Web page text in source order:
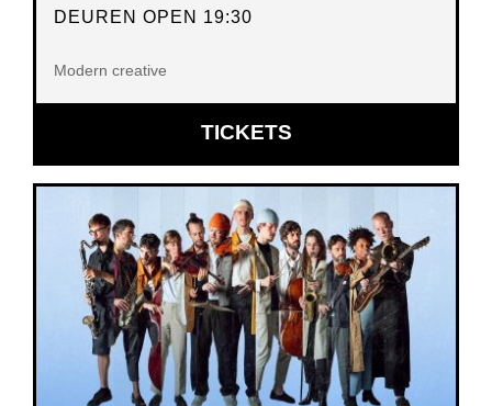
DEUREN OPEN 19:30
Modern creative
TICKETSOPENT
IN
VENSTER